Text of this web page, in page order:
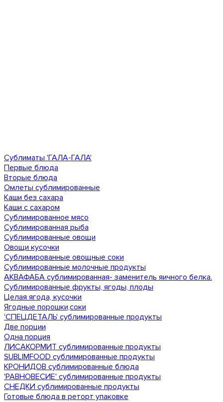
Сублиматы 'ГАЛА-ГАЛА'
Первые блюда
Вторые блюда
Омлеты сублимированные
Каши без сахара
Каши с сахаром
Сублимированное мясо
Сублимированная рыба
Сублимированные овощи
Овощи кусочки
Сублимированные овощные соки
Сублимированные молочные продукты
АКВАФАБА сублимированная- заменитель яичного белка.
Сублимированные фрукты, ягоды, плоды
Целая ягода, кусочки
Ягодные порошки,соки
'СПЕЦДЕТАЛЬ' сублимированные продукты
Две порции
Одна порция
ЛИСАКОРМИТ сублимированные продукты
SUBLIMFOOD сублимированные продукты
КРОНИДОВ сублимированные блюда
'РАВНОВЕСИЕ' сублимированные продукты
СНЕДКИ сублимированные продукты
Готовые блюда в реторт упаковке